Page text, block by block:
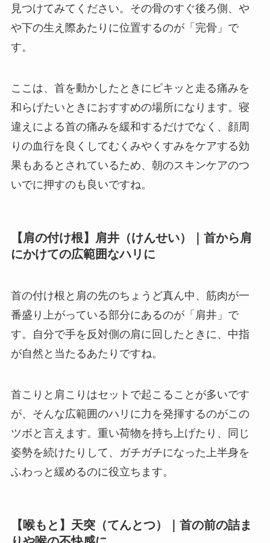
見つけてみてください。その骨のすぐ後ろ側、や
や下の生え際あたりに位置するのが「完骨」で
す。
ここは、首を動かしたときにピキッと走る痛みを
和らげたいときにおすすめの場所になります。寝
違えによる首の痛みを緩和するだけでなく、顔周
りの血行を良くしてむくみやくすみをケアする効
果もあるとされているため、朝のスキンケアのつ
いでに押すのも良いですね。
【肩の付け根】肩井（けんせい）｜首から肩
にかけての広範囲なハリに
首の付け根と肩の先のちょうど真ん中、筋肉が一
番盛り上がっている部分にあるのが「肩井」で
す。自分で手を反対側の肩に回したときに、中指
が自然と当たるあたりですね。
首こりと肩こりはセットで起こることが多いです
が、そんな広範囲のハリに力を発揮するのがこの
ツボと言えます。重い荷物を持ち上げたり、同じ
姿勢を続けたりして、ガチガチになった上半身を
ふわっと緩めるのに役立ちます。
【喉もと】天突（てんとつ）｜首の前の詰ま